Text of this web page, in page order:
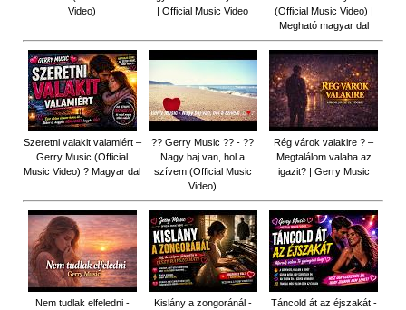
Video)
| Official Music Video
(Official Music Video) |
Megható magyar dal
Szeretni valakit valamiért –
Gerry Music (Official
Music Video) ? Magyar dal
?? Gerry Music ?? - ??
Nagy baj van, hol a
szívem (Official Music
Video)
Rég várok valakire ? –
Megtalálom valaha az
igazit? | Gerry Music
Nem tudlak elfeledni -
Kislány a zongoránál -
Táncold át az éjszakát -